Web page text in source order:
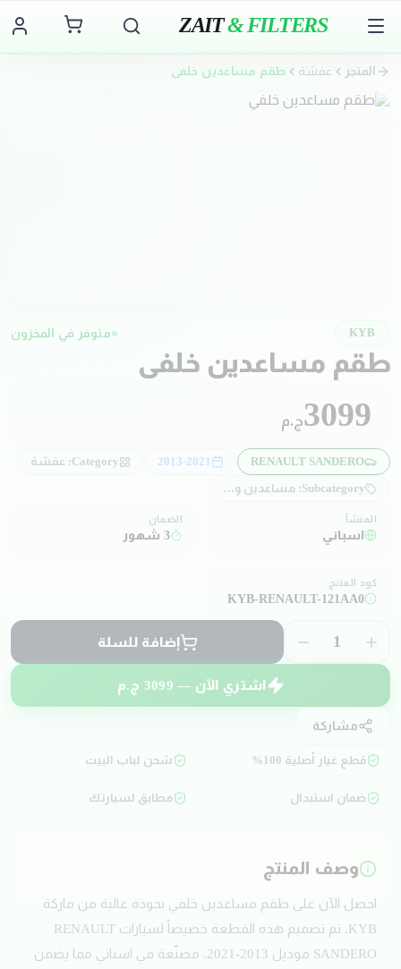
ZAIT& FILTERS
المتجر عفشة طقم مساعدين خلفي
KYB متوفر في المخزون
طقم مساعدين خلفي
3099ج.م
RENAULT SANDERO
2013-2021
Category: عفشة
Subcategory: مساعدين و صدادات
المنشأ
اسباني
الضمان
3 شهور
كود المنتج
KYB-RENAULT-121AA0
1 إضافة للسلة
اشتري الآن — 3099 ج.م
مشاركة
قطع غيار أصلية 100% شحن لباب البيت
ضمان استبدال مطابق لسيارتك
وصف المنتج
احصل الآن على طقم مساعدين خلفي بجودة عالية من ماركة
KYB. تم تصميم هذه القطعة خصيصاً لسيارات RENAULT
SANDERO موديل 2013-2021. مصنّعة في اسباني مما يضمن